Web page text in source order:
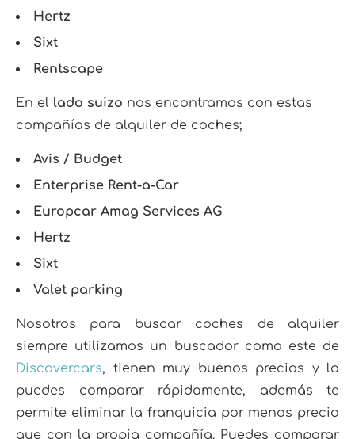
Hertz
Sixt
Rentscape
En el lado suizo nos encontramos con estas
compañías de alquiler de coches;
Avis / Budget
Enterprise Rent-a-Car
Europcar Amag Services AG
Hertz
Sixt
Valet parking
Nosotros para buscar coches de alquiler
siempre utilizamos un buscador como este de
Discovercars, tienen muy buenos precios y lo
puedes comparar rápidamente, además te
permite eliminar la franquicia por menos precio
que con la propia compañía. Puedes comparar